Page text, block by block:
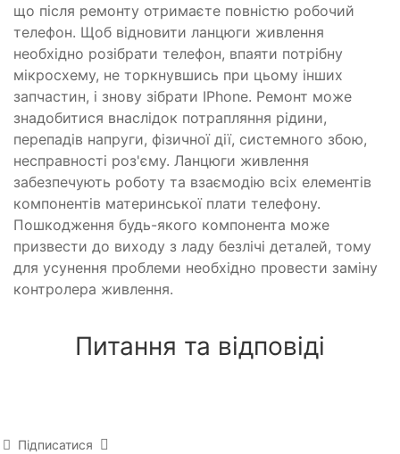
що після ремонту отримаєте повністю робочий
телефон. Щоб відновити ланцюги живлення
необхідно розібрати телефон, впаяти потрібну
мікросхему, не торкнувшись при цьому інших
запчастин, і знову зібрати IPhone. Ремонт може
знадобитися внаслідок потрапляння рідини,
перепадів напруги, фізичної дії, системного збою,
несправності роз'єму. Ланцюги живлення
забезпечують роботу та взаємодію всіх елементів
компонентів материнської плати телефону.
Пошкодження будь-якого компонента може
призвести до виходу з ладу безлічі деталей, тому
для усунення проблеми необхідно провести заміну
контролера живлення.
Питання та відповіді
Підписатися